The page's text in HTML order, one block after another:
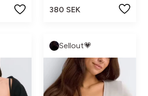
380 SEK
Sellout💗